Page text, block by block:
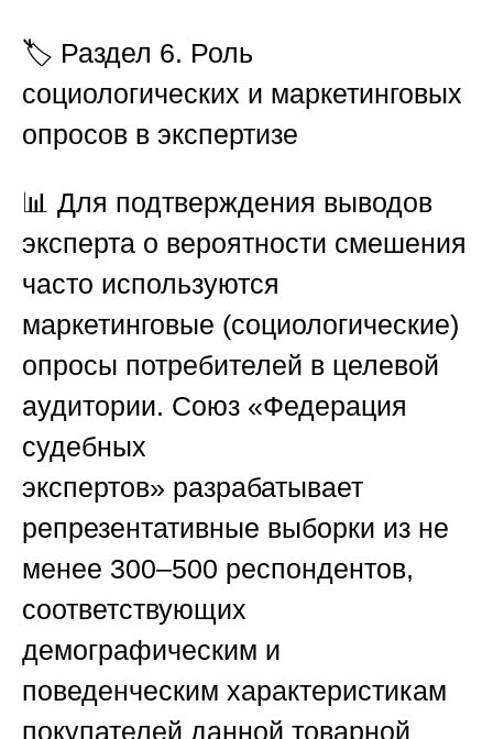
🏷️ Раздел 6. Роль
социологических и маркетинговых
опросов в экспертизе
📊 Для подтверждения выводов
эксперта о вероятности смешения
часто используются
маркетинговые (социологические)
опросы потребителей в целевой
аудитории. Союз «Федерация
судебных
экспертов» разрабатывает
репрезентативные выборки из не
менее 300–500 респондентов,
соответствующих
демографическим и
поведенческим характеристикам
покупателей данной товарной